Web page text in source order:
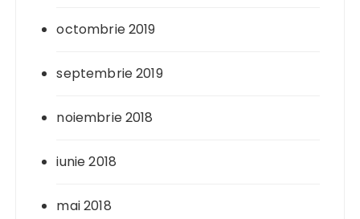
octombrie 2019
septembrie 2019
noiembrie 2018
iunie 2018
mai 2018